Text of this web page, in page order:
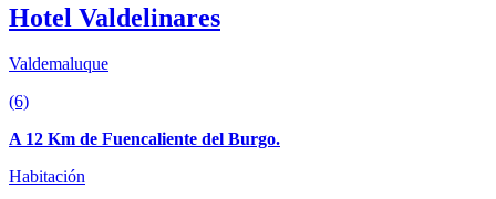
Hotel Valdelinares
Valdemaluque
(6)
A 12 Km de Fuencaliente del Burgo.
Habitación